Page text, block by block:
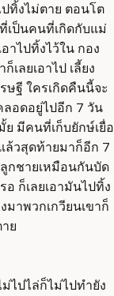
ปทิ้งไม่ตาย ตอนโต
เป็นคนที่เกิดกับแม่
าไปทิ้งไว้ใน กอง
เลยเอาไป เลี้ยง
ษฐี ใครเกิดคืนนี้จะ
ลอดอยู่ไปอีก 7 วัน
ย มีคนที่เก็บยักษ์เยื่อ
ล้วสุดท้ายมาก็อีก 7
กชายเหมือนกันบัด
ก็เลยเอามันไปทิ้ง
มาพวกเกวียนเขาก็
ย
ไปไล่ก็ไม่ไปทำยัง